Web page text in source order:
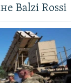
Balzi Rossi